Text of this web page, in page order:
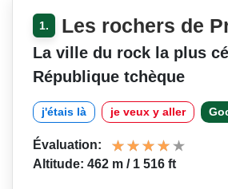
1. Les rochers de
La ville du rock la plus
République tchèque
j'étais là je veux y aller
Évaluation:
Altitude: 462 m / 1 516 ft